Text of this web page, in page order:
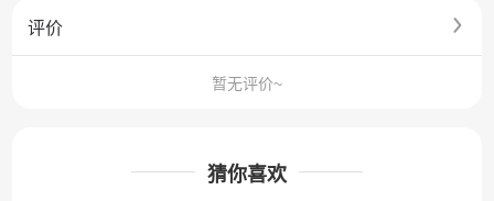
评价
暂无评价~
猜你喜欢